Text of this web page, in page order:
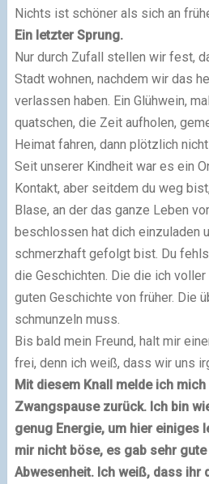
Nichts ist schöner als sich an
Ein letzter Sprung.
Nur durch Zufall stellen wir fest,
Stadt wohnen, nachdem wir das
verlassen haben. Ein Glühwein,
quatschen, die Zeit aufholen,
Heimat fahren, dann plötzlich
Seit unserer Kindheit war es ein
Kontakt, aber seitdem du weg
Blase, an der das ganze Leben
beschlossen hat dich einzuladen
schmerzhaft gefolgt bist. Du
die Geschichten. Die die ich
guten Geschichte von früher. Die
schmunzeln muss.
Bis bald mein Freund, halt mir
frei, denn ich weiß, dass wir uns
Mit diesem Knall melde ich
Zwangspause zurück. Ich bin
genug Energie, um hier einiges
mir nicht böse, es gab sehr
Abwesenheit. Ich weiß, dass ihr